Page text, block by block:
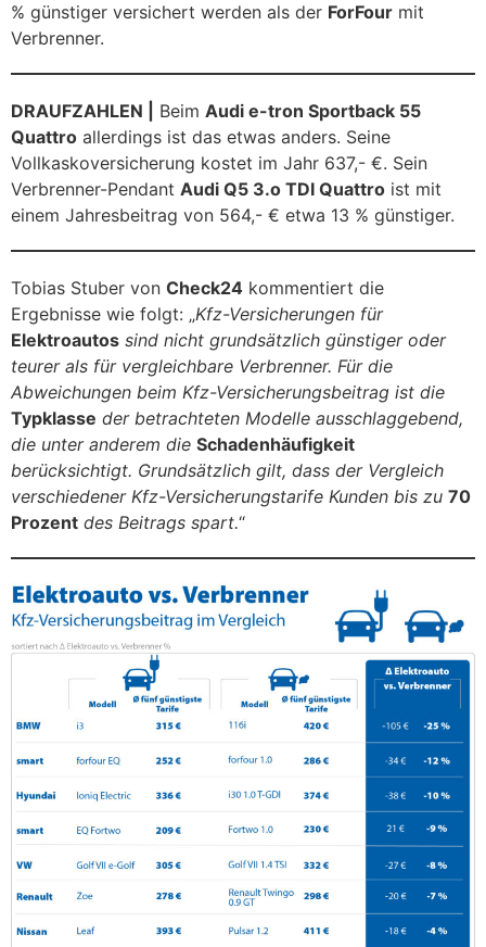
% günstiger versichert werden als der ForFour mit
Verbrenner.
DRAUFZAHLEN | Beim Audi e-tron Sportback 55
Quattro allerdings ist das etwas anders. Seine
Vollkaskoversicherung kostet im Jahr 637,- €. Sein
Verbrenner-Pendant Audi Q5 3.o TDI Quattro ist mit
einem Jahresbeitrag von 564,- € etwa 13 % günstiger.
Tobias Stuber von Check24 kommentiert die
Ergebnisse wie folgt: „Kfz-Versicherungen für
Elektroautos sind nicht grundsätzlich günstiger oder
teurer als für vergleichbare Verbrenner. Für die
Abweichungen beim Kfz-Versicherungsbeitrag ist die
Typklasse der betrachteten Modelle ausschlaggebend,
die unter anderem die Schadenhäufigkeit
berücksichtigt. Grundsätzlich gilt, dass der Vergleich
verschiedener Kfz-Versicherungstarife Kunden bis zu 70
Prozent des Beitrags spart.“